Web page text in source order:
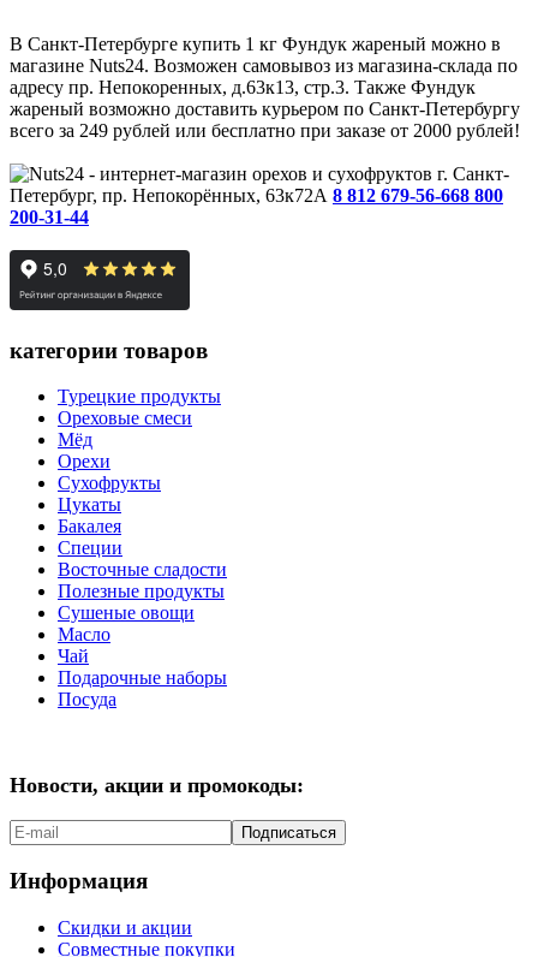
В Санкт-Петербурге купить 1 кг Фундук жареный можно в
магазине Nuts24. Возможен самовывоз из магазина-склада по
адресу пр. Непокоренных, д.63к13, стр.3. Также Фундук
жареный возможно доставить курьером по Санкт-Петербургу
всего за 249 рублей или бесплатно при заказе от 2000 рублей!
г. Санкт-
Петербург, пр. Непокорённых, 63к72А 8 812 679-56-668 800
200-31-44
категории товаров
Турецкие продукты
Ореховые смеси
Мёд
Орехи
Сухофрукты
Цукаты
Бакалея
Специи
Восточные сладости
Полезные продукты
Сушеные овощи
Масло
Чай
Подарочные наборы
Посуда
Новости, акции и промокоды:
Подписаться
Информация
Скидки и акции
Совместные покупки